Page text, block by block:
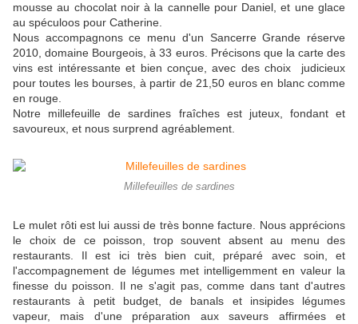
mousse au chocolat noir à la cannelle pour Daniel, et une glace
au spéculoos pour Catherine.
Nous accompagnons ce menu d'un Sancerre Grande réserve
2010, domaine Bourgeois, à 33 euros. Précisons que la carte des
vins est intéressante et bien conçue, avec des choix judicieux
pour toutes les bourses, à partir de 21,50 euros en blanc comme
en rouge.
Notre millefeuille de sardines fraîches est juteux, fondant et
savoureux, et nous surprend agréablement.
Millefeuilles de sardines
Le mulet rôti est lui aussi de très bonne facture. Nous apprécions
le choix de ce poisson, trop souvent absent au menu des
restaurants. Il est ici très bien cuit, préparé avec soin, et
l'accompagnement de légumes met intelligemment en valeur la
finesse du poisson. Il ne s'agit pas, comme dans tant d'autres
restaurants à petit budget, de banals et insipides légumes
vapeur, mais d'une préparation aux saveurs affirmées et